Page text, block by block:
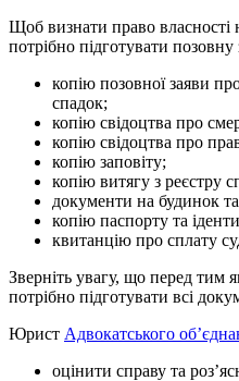
Щоб визнати право власності
потрібно підготувати позовну
копію позовної заяви
спадок;
копію свідоцтва про
копію свідоцтва про
копію заповіту;
копію витягу з реєстру
документи на будинок
копію паспорту та
квитанцію про сплату
Зверніть увагу, що перед тим
потрібно підготувати всі
Юрист Адвокатського
оцінити справу та